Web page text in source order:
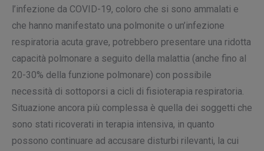
l’infezione da COVID-19, coloro che si sono ammalati e
che hanno manifestato una polmonite o un’infezione
respiratoria acuta grave, potrebbero presentare una ridotta
capacità polmonare a seguito della malattia (anche fino al
20-30% della funzione polmonare) con possibile
necessità di sottoporsi a cicli di fisioterapia respiratoria.
Situazione ancora più complessa è quella dei soggetti che
sono stati ricoverati in terapia intensiva, in quanto
possono continuare ad accusare disturbi rilevanti, la cui